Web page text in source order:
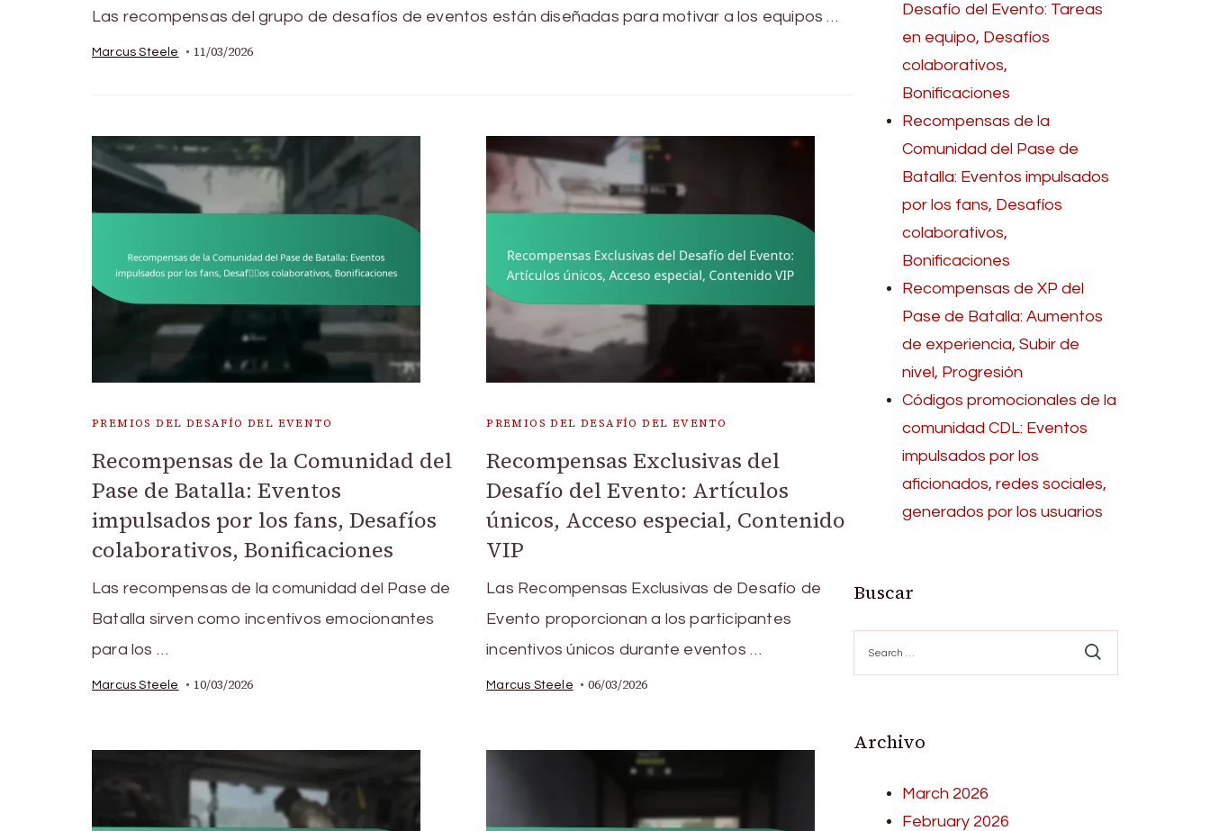
Las recompensas del grupo de desafíos de eventos están diseñadas para motivar a los equipos …
Marcus Steele 11/03/2026
PREMIOS DEL DESAFÍO DEL EVENTO
Recompensas de la Comunidad del
Pase de Batalla: Eventos
impulsados por los fans, Desafíos
colaborativos, Bonificaciones
Las recompensas de la comunidad del Pase de
Batalla sirven como incentivos emocionantes
para los …
Marcus Steele 10/03/2026
PREMIOS DEL DESAFÍO DEL EVENTO
Recompensas Exclusivas del
Desafío del Evento: Artículos
únicos, Acceso especial, Contenido
VIP
Las Recompensas Exclusivas de Desafío de
Evento proporcionan a los participantes
incentivos únicos durante eventos …
Marcus Steele 06/03/2026
Desafío del Evento: Tareas
en equipo, Desafíos
colaborativos,
Bonificaciones
Recompensas de la
Comunidad del Pase de
Batalla: Eventos impulsados
por los fans, Desafíos
colaborativos,
Bonificaciones
Recompensas de XP del
Pase de Batalla: Aumentos
de experiencia, Subir de
nivel, Progresión
Códigos promocionales de la
comunidad CDL: Eventos
impulsados por los
aficionados, redes sociales,
generados por los usuarios
Buscar
for:
Archivo
March 2026
February 2026